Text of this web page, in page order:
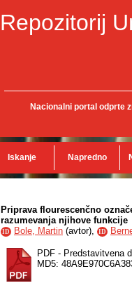
Repozitorij
Nacionalni portal odprte
Iskanje Napredno
Priprava flourescenčno
razumevanja njihove funkcije
ID Bole, Martin (avtor), ID
PDF - Predstavitvena
MD5: